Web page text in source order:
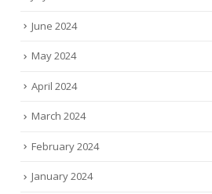
June 2024
May 2024
April 2024
March 2024
February 2024
January 2024